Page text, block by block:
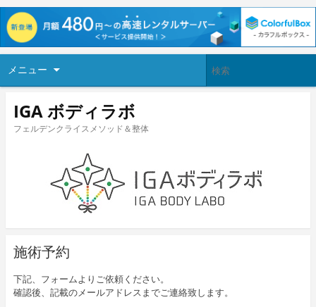
メニュー
IGA ボディラボ
フェルデンクライスメソッド＆整体
施術予約
下記、フォームよりご依頼ください。
確認後、記載のメールアドレスまでご連絡致します。